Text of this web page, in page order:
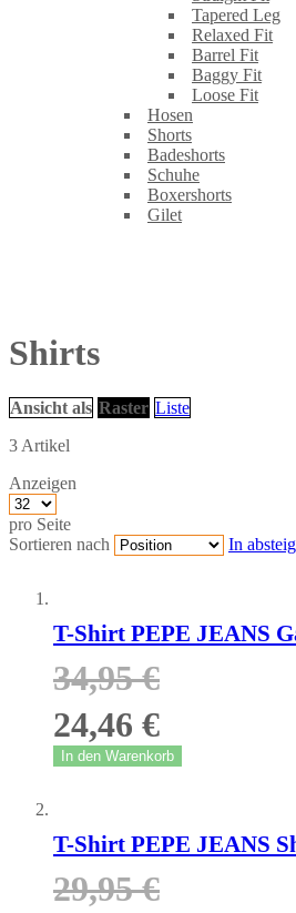
Tapered Leg
Relaxed Fit
Barrel Fit
Baggy Fit
Loose Fit
Hosen
Shorts
Badeshorts
Schuhe
Boxershorts
Gilet
Shirts
Ansicht als Raster Liste
3 Artikel
Anzeigen
pro Seite
Sortieren nach
In
T-Shirt PEPE JEANS
34,95 €
24,46 €
In den Warenkorb
T-Shirt PEPE JEANS
29,95 €